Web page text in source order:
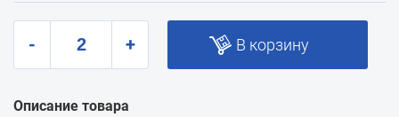
- + В корзину
Описание товара